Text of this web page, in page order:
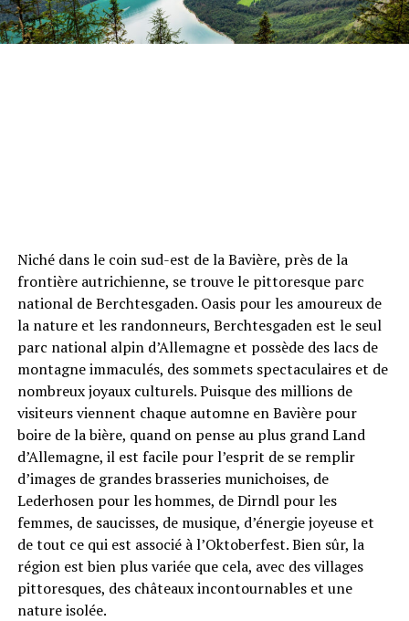
Niché dans le coin sud-est de la Bavière, près de la
frontière autrichienne, se trouve le pittoresque parc
national de Berchtesgaden. Oasis pour les amoureux de
la nature et les randonneurs, Berchtesgaden est le seul
parc national alpin d’Allemagne et possède des lacs de
montagne immaculés, des sommets spectaculaires et de
nombreux joyaux culturels. Puisque des millions de
visiteurs viennent chaque automne en Bavière pour
boire de la bière, quand on pense au plus grand Land
d’Allemagne, il est facile pour l’esprit de se remplir
d’images de grandes brasseries munichoises, de
Lederhosen pour les hommes, de Dirndl pour les
femmes, de saucisses, de musique, d’énergie joyeuse et
de tout ce qui est associé à l’Oktoberfest. Bien sûr, la
région est bien plus variée que cela, avec des villages
pittoresques, des châteaux incontournables et une
nature isolée.